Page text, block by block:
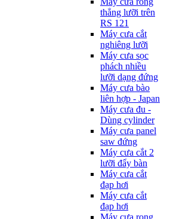
thẳng lưỡi trên
RS 121
Máy cưa cắt
nghiêng lưỡi
Máy cưa sọc
phách nhiều
lưỡi dạng đứng
Máy cưa bào
liên hợp - Japan
Máy cưa đu -
Dùng cylinder
Máy cưa panel
saw đứng
Máy cưa cắt 2
lưỡi đẩy bàn
Máy cưa cắt
đạp hơi
Máy cưa cắt
đạp hơi
Máy cưa rong